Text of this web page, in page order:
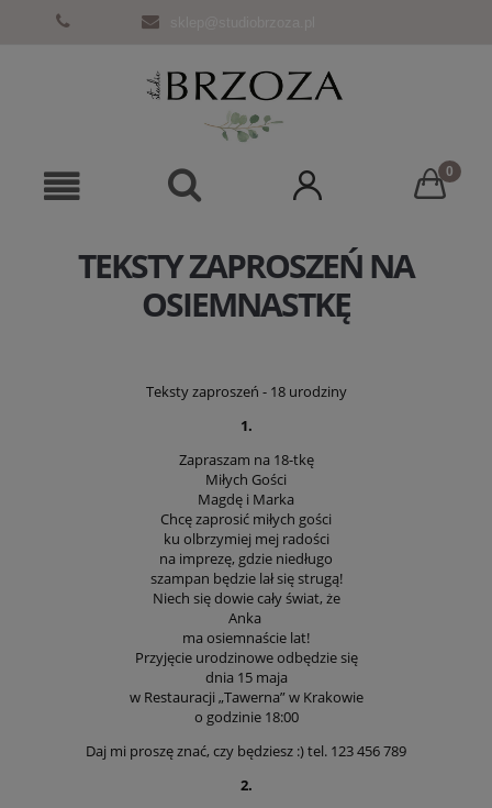
TEKSTY ZAPROSZEŃ NA
OSIEMNASTKĘ
Teksty zaproszeń - 18 urodziny
1.
Zapraszam na 18-tkę
Miłych Gości
Magdę i Marka
Chcę zaprosić miłych gości
ku olbrzymiej mej radości
na imprezę, gdzie niedługo
szampan będzie lał się strugą!
Niech się dowie cały świat, że
Anka
ma osiemnaście lat!
Przyjęcie urodzinowe odbędzie się
dnia 15 maja
w Restauracji „Tawerna” w Krakowie
o godzinie 18:00
Daj mi proszę znać, czy będziesz :) tel. 123 456 789
2.